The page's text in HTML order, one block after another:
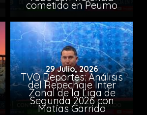
cometido en Peumo
29 Julio, 2026
TVO Deportes: Análisis
del Repechaje Inter
Zonal de la Liga de
Segunda 2026 con
Matías Garrido